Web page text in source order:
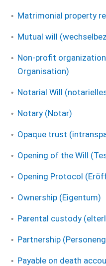
Matrimonial property
Mutual will
Non-profit
Organisation)
Notarial Will
Notary (Notar)
Opaque trust
Opening of the Will
Opening Protocol
Ownership (Eigentum)
Parental custody
Partnership
Payable on death